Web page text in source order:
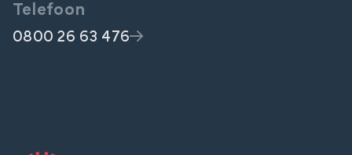
Telefoon
0800 26 63 476